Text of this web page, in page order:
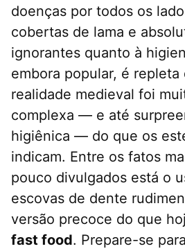
doenças por todos os
cobertas de lama e
ignorantes quanto à
embora popular, é
realidade medieval foi
complexa — e até
higiênica — do que os
indicam. Entre os fatos
pouco divulgados está o
escovas de dente
versão precoce do que
fast food. Prepare-se